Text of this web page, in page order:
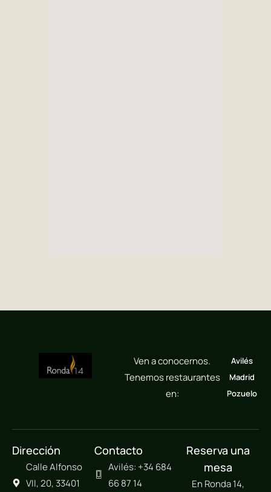
Ven a conocernos.
Tenemos restaurantes
en:
Avilés
Madrid
Pozuelo
Dirección
Calle Alfonso
VII, 20, 33401
Contacto
Avilés: +34 684
66 87 14
Reserva una
mesa
En Ronda 14,